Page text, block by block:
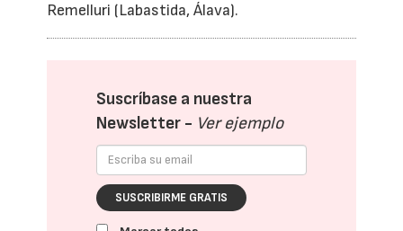
Remelluri (Labastida, Álava).
Suscríbase a nuestra
Newsletter - Ver ejemplo
SUSCRIBIRME GRATIS